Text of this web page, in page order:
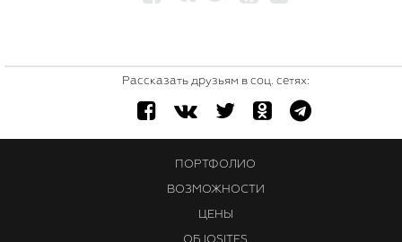
Рассказать друзьям в соц. сетях:
ПОРТФОЛИО
ВОЗМОЖНОСТИ
ЦЕНЫ
ОБ IQSITES